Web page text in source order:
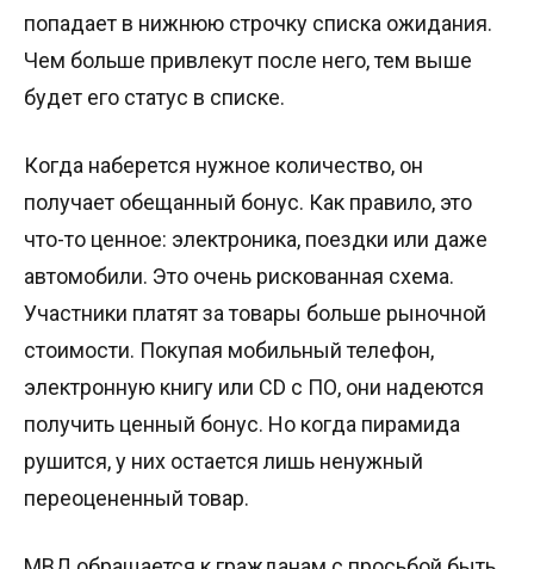
попадает в нижнюю строчку списка ожидания.
Чем больше привлекут после него, тем выше
будет его статус в списке.
Когда наберется нужное количество, он
получает обещанный бонус. Как правило, это
что-то ценное: электроника, поездки или даже
автомобили. Это очень рискованная схема.
Участники платят за товары больше рыночной
стоимости. Покупая мобильный телефон,
электронную книгу или CD с ПО, они надеются
получить ценный бонус. Но когда пирамида
рушится, у них остается лишь ненужный
переоцененный товар.